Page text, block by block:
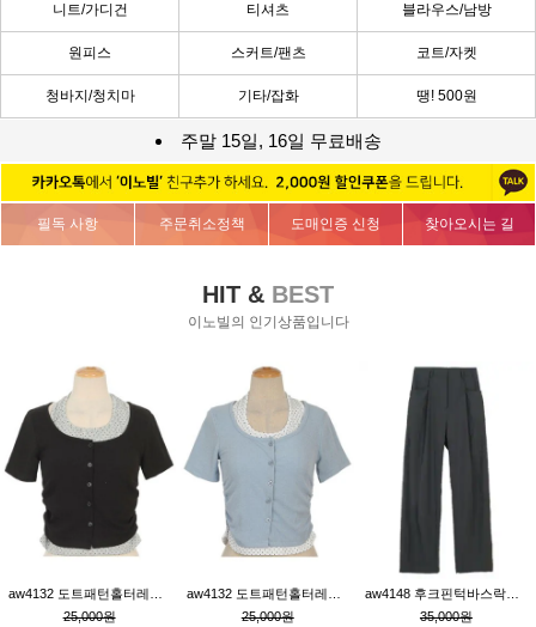
니트/가디건 티셔츠 블라우스/남방
원피스 스커트/팬츠 코트/자켓
청바지/청치마 기타/잡화 땡! 500원
주말 15일, 16일 무료배송
필독 사항 주문취소정책 도매인증 신청 찾아오시는 길
HIT & BEST
이노빌의 인기상품입니다
25,000원
25,000원
35,000원